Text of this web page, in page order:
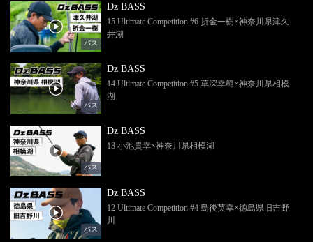
バス
Dz BASS
15 Ultimate Competition #6 折金一樹×神奈川県津久
井湖
バス
Dz BASS
14 Ultimate Competition #5 草深幸範×神奈川県相模
湖
バス
Dz BASS
13 小池貴幸×神奈川県相模湖
バス
Dz BASS
12 Ultimate Competition #4 島後英幸×徳島県旧吉野
川